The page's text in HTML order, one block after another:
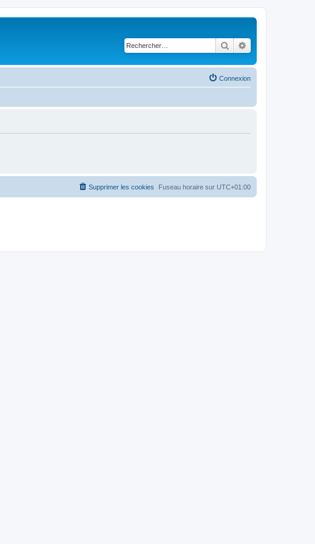
Rechercher
Connexion
Fuseau horaire sur UTC+01:00
Supprimer les cookies